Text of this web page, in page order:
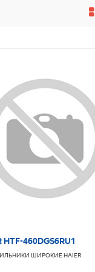
HTF-460DGS6RU1
ШИРОКИЕHAIER